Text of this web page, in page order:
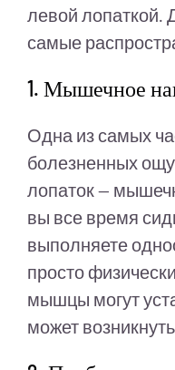
левой лопаткой.
самые
1. Мышечное
Одна из самых
болезненных
лопаток —
вы все время
выполняете
просто
мышцы могут
может